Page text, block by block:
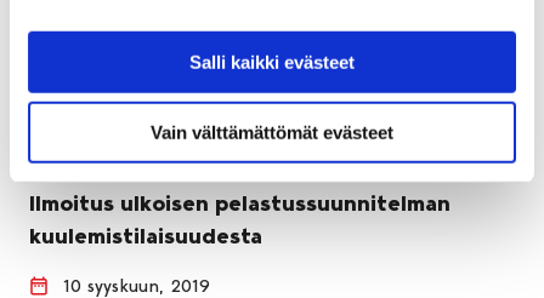
Salli kaikki evästeet
Vain välttämättömät evästeet
Ilmoitus ulkoisen pelastussuunnitelman
kuulemistilaisuudesta
10 syyskuun, 2019